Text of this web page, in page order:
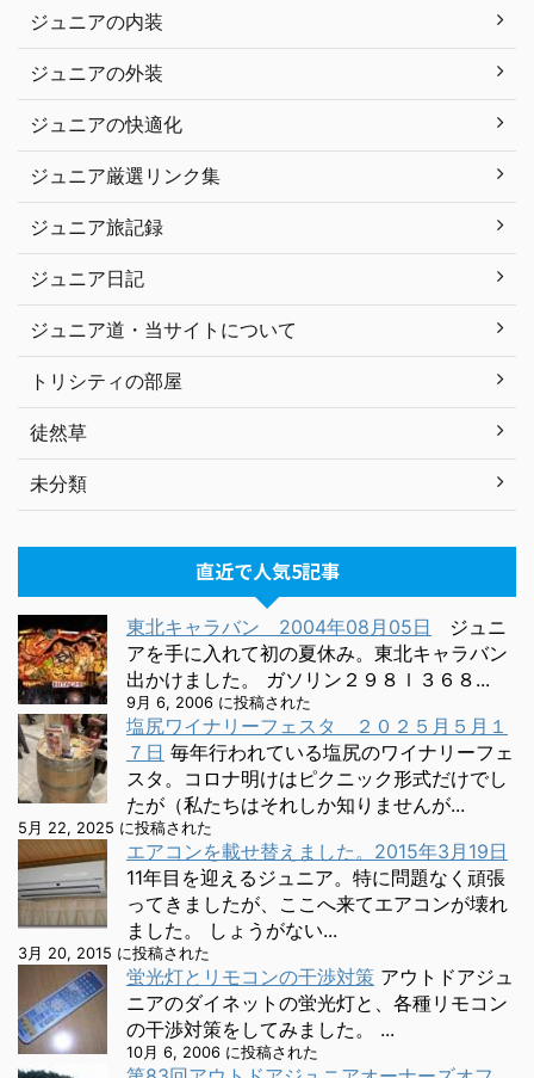
ジュニアの内装
ジュニアの外装
ジュニアの快適化
ジュニア厳選リンク集
ジュニア旅記録
ジュニア日記
ジュニア道・当サイトについて
トリシティの部屋
徒然草
未分類
直近で人気5記事
東北キャラバン 2004年08月05日
ジュニ
アを手に入れて初の夏休み。東北キャラバン
出かけました。 ガソリン２９８ｌ３６８...
9月 6, 2006 に投稿された
塩尻ワイナリーフェスタ ２０２５月５月１
７日 毎年行われている塩尻のワイナリーフェ
スタ。コロナ明けはピクニック形式だけでし
たが（私たちはそれしか知りませんが...
5月 22, 2025 に投稿された
エアコンを載せ替えました。2015年3月19日
11年目を迎えるジュニア。特に問題なく頑張
ってきましたが、ここへ来てエアコンが壊れ
ました。 しょうがない...
3月 20, 2015 に投稿された
蛍光灯とリモコンの干渉対策 アウトドアジュ
ニアのダイネットの蛍光灯と、各種リモコン
の干渉対策をしてみました。 ...
10月 6, 2006 に投稿された